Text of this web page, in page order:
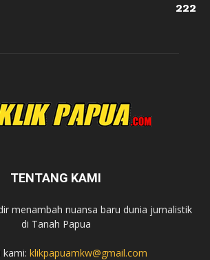
222
TENTANG KAMI
menambah nuansa baru dunia jurnalistik
di Tanah Papua
kami: klikpapuamkw@gmail.com